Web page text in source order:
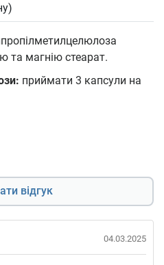
та магнію стеарат.
приймати 3 капсули на
відгук
04.03.2025